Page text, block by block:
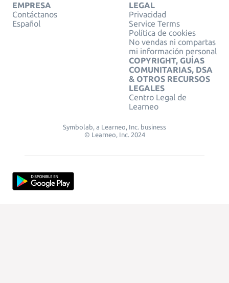
EMPRESA
Contáctanos
Español
LEGAL
Privacidad
Service Terms
Política de cookies
No vendas ni compartas
mi información personal
COPYRIGHT, GUÍAS
COMUNITARIAS, DSA
& OTROS RECURSOS
LEGALES
Centro Legal de
Learneo
Symbolab, a Learneo, Inc. business
© Learneo, Inc. 2024